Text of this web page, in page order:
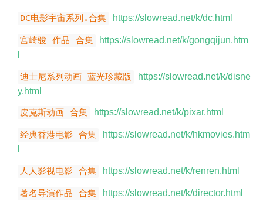
DC电影宇宙系列.合集 https://slowread.net/k/dc.html
宫崎骏 作品 合集
https://slowread.net/k/gongqijun.htm
迪士尼系列动画 蓝光珍藏版
https://slowread.net/k/disne
y.html
皮克斯动画 合集 https://slowread.net/k/pixar.html
经典香港电影 合集
https://slowread.net/k/hkmovies.htm
人人影视电影 合集 https://slowread.net/k/renren.html
著名导演作品 合集 https://slowread.net/k/director.html